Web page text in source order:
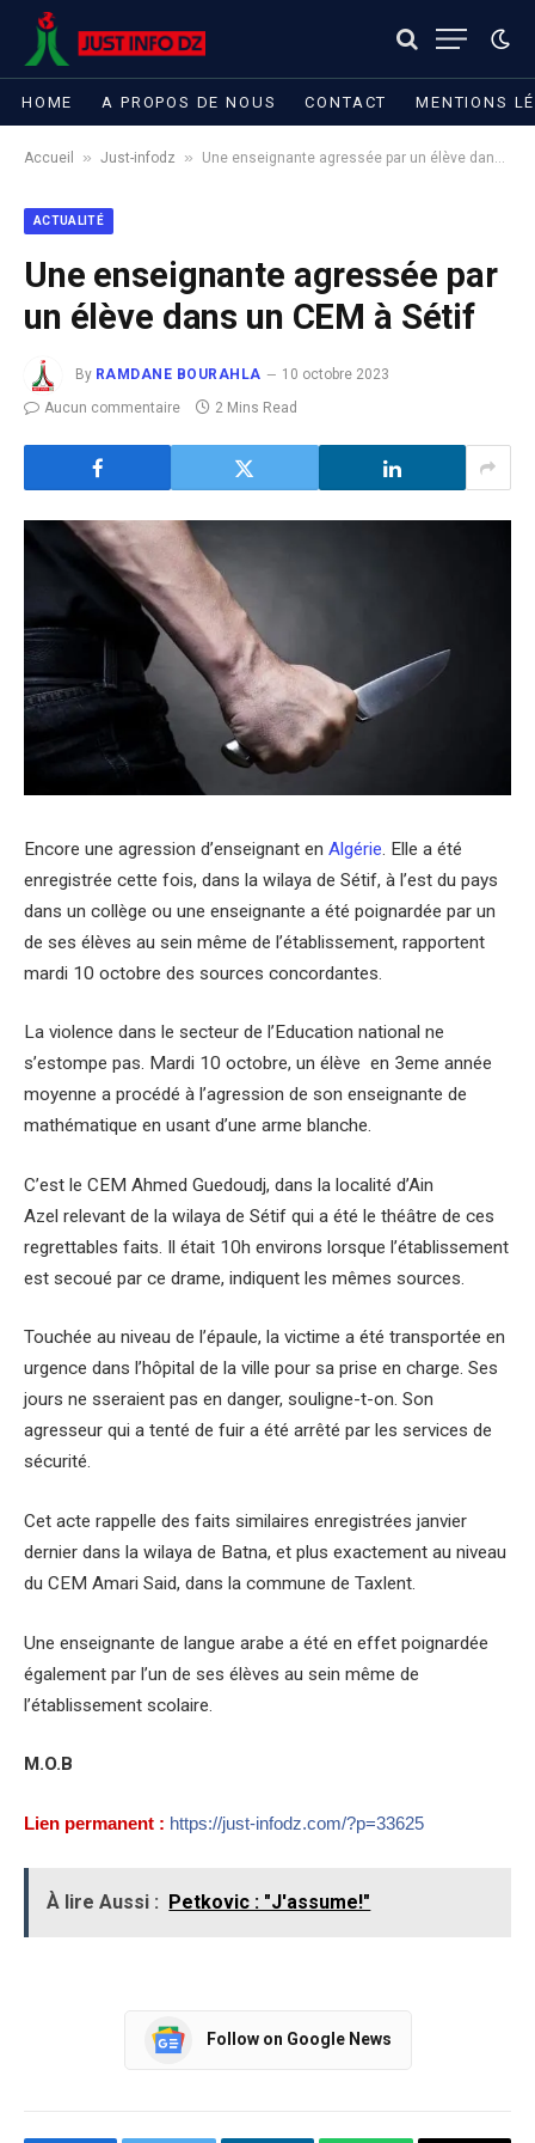
HOME A PROPOS DE NOUS CONTACT MENTIONS
Accueil » Just-infodz » Une enseignante agressée par un élève dans un CEM à Sétif
ACTUALITÉ
Une enseignante agressée par
un élève dans un CEM à Sétif
By RAMDANE BOURAHLA
10 octobre 2023
Aucun commentaire
2 Mins Read
Encore une agression d’enseignant en Algérie . Elle a été
enregistrée cette fois, dans la wilaya de Sétif, à l’est du pays
dans un collège ou une enseignante a été poignardée par un
de ses élèves au sein même de l’établissement, rapportent
mardi 10 octobre des sources concordantes.
La violence dans le secteur de l’Education national ne
s’estompe pas. Mardi 10 octobre, un élève en 3eme année
moyenne a procédé à l’agression de son enseignante de
mathématique en usant d’une arme blanche.
C’est le CEM Ahmed Guedoudj, dans la localité d’Ain
Azel relevant de la wilaya de Sétif qui a été le théâtre de ces
regrettables faits. Il était 10h environs lorsque l’établissement
est secoué par ce drame, indiquent les mêmes sources.
Touchée au niveau de l’épaule, la victime a été transportée en
urgence dans l’hôpital de la ville pour sa prise en charge. Ses
jours ne sseraient pas en danger, souligne-t-on. Son
agresseur qui a tenté de fuir a été arrêté par les services de
sécurité.
Cet acte rappelle des faits similaires enregistrées janvier
dernier dans la wilaya de Batna, et plus exactement au niveau
du CEM Amari Said, dans la commune de Taxlent.
Une enseignante de langue arabe a été en effet poignardée
également par l’un de ses élèves au sein même de
l’établissement scolaire.
M.O.B
Lien permanent : https://just-infodz.com/?p=33625
À lire Aussi : Petkovic : "J'assume!"
Follow on Google News